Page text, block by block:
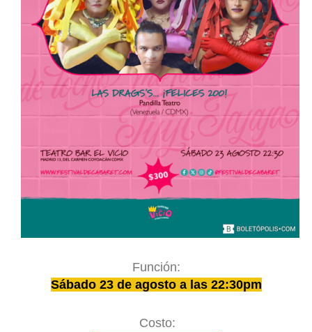
Función:
Sábado 23 de agosto a las 22:30pm
Costo: